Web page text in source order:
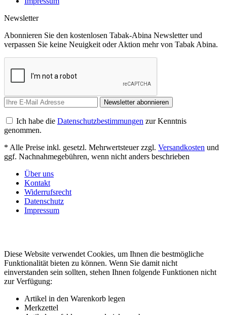
Newsletter
Abonnieren Sie den kostenlosen Tabak-Abina Newsletter und
verpassen Sie keine Neuigkeit oder Aktion mehr von Tabak Abina.
Newsletter abonnieren
Ich habe die Datenschutzbestimmungen zur Kenntnis
genommen.
* Alle Preise inkl. gesetzl. Mehrwertsteuer zzgl. Versandkosten und
ggf. Nachnahmegebühren, wenn nicht anders beschrieben
Über uns
Kontakt
Widerrufsrecht
Datenschutz
Impressum
Diese Website verwendet Cookies, um Ihnen die bestmögliche
Funktionalität bieten zu können. Wenn Sie damit nicht
einverstanden sein sollten, stehen Ihnen folgende Funktionen nicht
zur Verfügung:
Artikel in den Warenkorb legen
Merkzettel